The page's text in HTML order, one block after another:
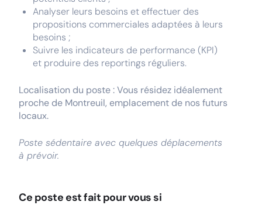
Analyser leurs besoins et effectuer des
propositions commerciales adaptées à leurs
besoins ;
Suivre les indicateurs de performance (KPI)
et produire des reportings réguliers.
Localisation du poste : Vous résidez idéalement
proche de Montreuil, emplacement de nos futurs
locaux.
Poste sédentaire avec quelques déplacements
à prévoir.
Ce poste est fait pour vous si